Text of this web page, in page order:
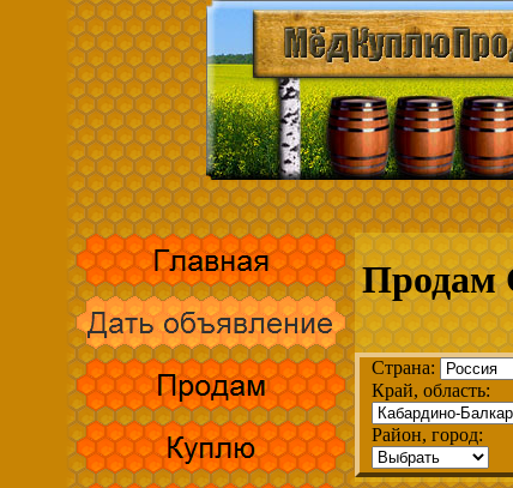
Продам
Страна:
Край, область:
Район, город: